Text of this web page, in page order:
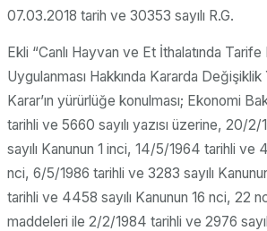
07.03.2018 tarih ve 30353 sayılı R.G.
Ekli “Canlı Hayvan ve Et İthalatında Tarife
Uygulanması Hakkında Kararda Değişiklik
Karar’ın yürürlüğe konulması; Ekonomi
tarihli ve 5660 sayılı yazısı üzerine, 20/
sayılı Kanunun 1 inci, 14/5/1964 tarihli ve
nci, 6/5/1986 tarihli ve 3283 sayılı
tarihli ve 4458 sayılı Kanunun 16 nci, 22
maddeleri ile 2/2/1984 tarihli ve 2976